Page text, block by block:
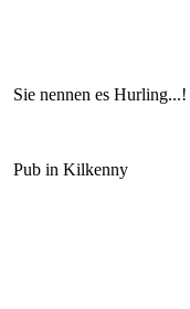
Sie nennen es Hurling...!
Pub in Kilkenny